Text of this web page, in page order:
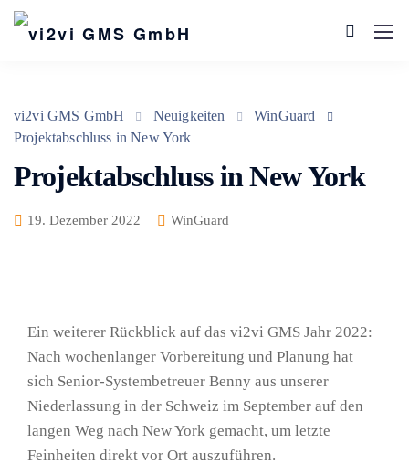
vi2vi GMS GmbH Neuigkeiten
WinGuard
Projektabschluss in New York
Projektabschluss in New York
19. Dezember 2022 WinGuard
Ein weiterer Rückblick auf das vi2vi GMS Jahr 2022:
Nach wochenlanger Vorbereitung und Planung hat
sich Senior-Systembetreuer Benny aus unserer
Niederlassung in der Schweiz im September auf den
langen Weg nach New York gemacht, um letzte
Feinheiten direkt vor Ort auszuführen.